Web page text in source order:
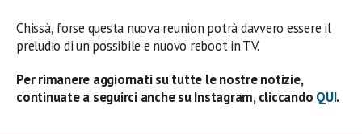
Chissà, forse questa nuova reunion potrà davvero essere il
preludio di un possibile e nuovo reboot in TV.
Per rimanere aggiornati su tutte le nostre notizie,
continuate a seguirci anche su Instagram, cliccando QUI.